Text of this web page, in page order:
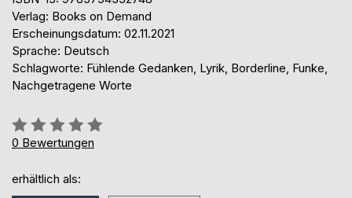
Verlag: Books on Demand
Erscheinungsdatum: 02.11.2021
Sprache: Deutsch
Schlagworte: Fühlende Gedanken, Lyrik, Borderline, Funke,
Nachgetragene Worte
Bewertung::
0%
0 Bewertungen
erhältlich als: